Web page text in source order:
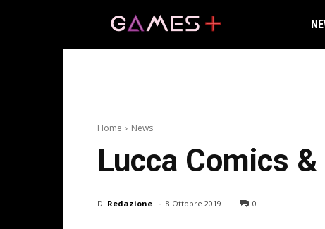
Home News
Lucca Comics
Di Redazione - 8 Ottobre 2019 0